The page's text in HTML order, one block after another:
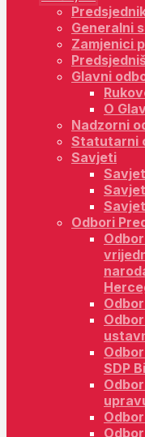
Generalni
Zamjenici
Glavni
O
Nadzorni
Statutarni
Savjeti
Odbori
SDP